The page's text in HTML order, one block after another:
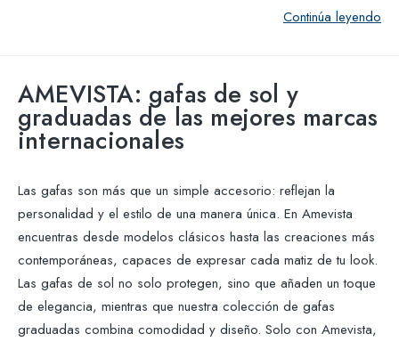
Continúa leyendo
AMEVISTA: gafas de sol y
graduadas de las mejores marcas
internacionales
Las gafas son más que un simple accesorio: reflejan la
personalidad y el estilo de una manera única. En Amevista
encuentras desde modelos clásicos hasta las creaciones más
contemporáneas, capaces de expresar cada matiz de tu look.
Las gafas de sol no solo protegen, sino que añaden un toque
de elegancia, mientras que nuestra colección de gafas
graduadas combina comodidad y diseño. Solo con Amevista,